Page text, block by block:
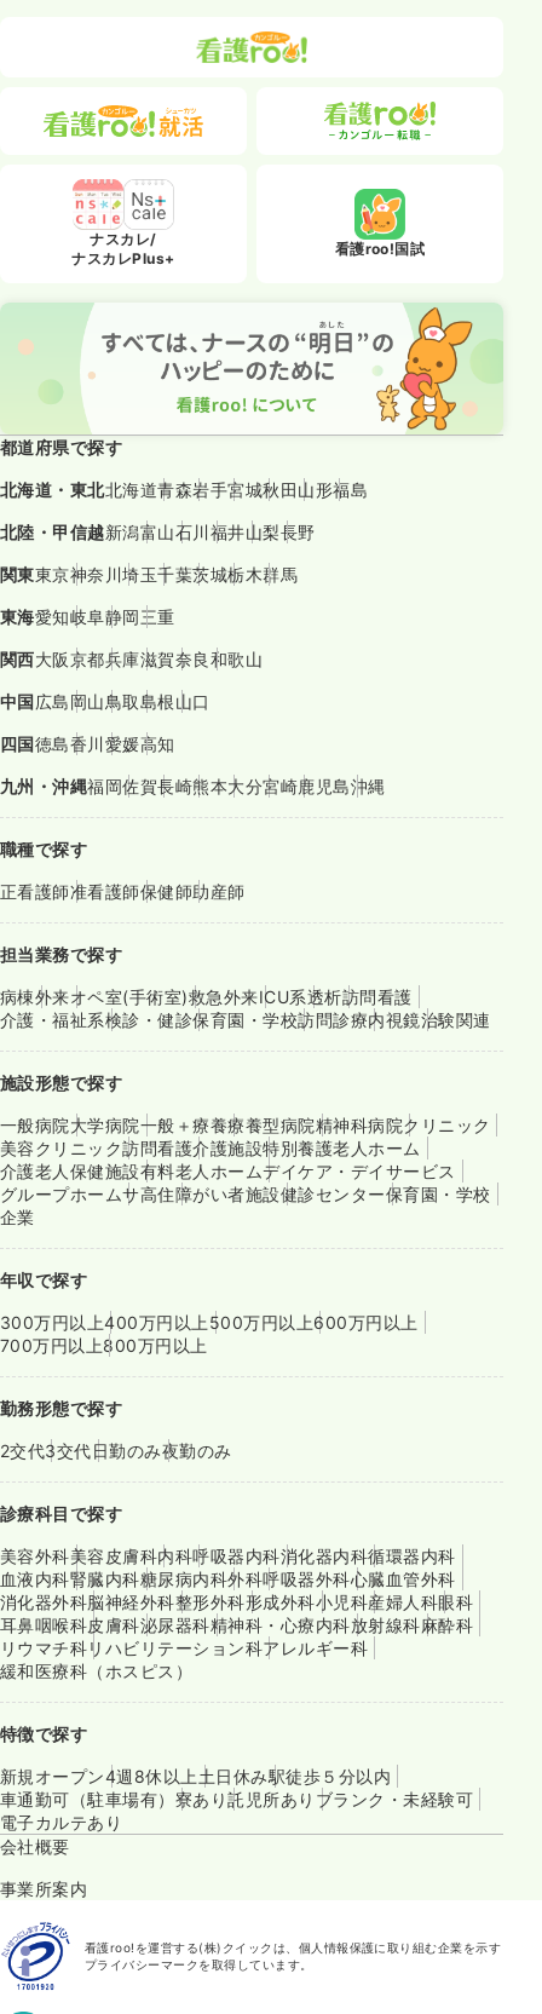
ナスカレ/
ナスカレPlus+
看護roo!国試
都道府県で探す
北海道・東北北海道青森岩手宮城秋田山形福島
北陸・甲信越新潟富山石川福井山梨長野
関東東京神奈川埼玉千葉茨城栃木群馬
東海愛知岐阜静岡三重
関西大阪京都兵庫滋賀奈良和歌山
中国広島岡山鳥取島根山口
四国徳島香川愛媛高知
九州・沖縄福岡佐賀長崎熊本大分宮崎鹿児島沖縄
職種で探す
正看護師准看護師保健師助産師
担当業務で探す
病棟外来オペ室(手術室)救急外来ICU系透析訪問看護
介護・福祉系検診・健診保育園・学校訪問診療内視鏡治験関連
施設形態で探す
一般病院大学病院一般＋療養療養型病院精神科病院クリニック
美容クリニック訪問看護介護施設特別養護老人ホーム
介護老人保健施設有料老人ホームデイケア・デイサービス
グループホームサ高住障がい者施設健診センター保育園・学校
企業
年収で探す
300万円以上400万円以上 500万円以上600万円以上
700万円以上800万円以上
勤務形態で探す
2交代3交代日勤のみ夜勤のみ
診療科目で探す
美容外科美容皮膚科内科呼吸器内科消化器内科循環器内科
血液内科腎臓内科糖尿病内科外科呼吸器外科心臓血管外科
消化器外科脳神経外科整形外科形成外科小児科産婦人科眼科
耳鼻咽喉科皮膚科泌尿器科精神科・心療内科放射線科麻酔科
リウマチ科リハビリテーション科アレルギー科
緩和医療科（ホスピス）
特徴で探す
新規オープン4週8休以上 土日休み駅徒歩５分以内
車通勤可（駐車場有） 寮あり託児所あり ブランク・未経験可
電子カルテあり
会社概要
事業所案内
看護roo!を運営する(株)クイックは、個人情報保護に取り組む企業を示す
プライバシーマークを取得しています。